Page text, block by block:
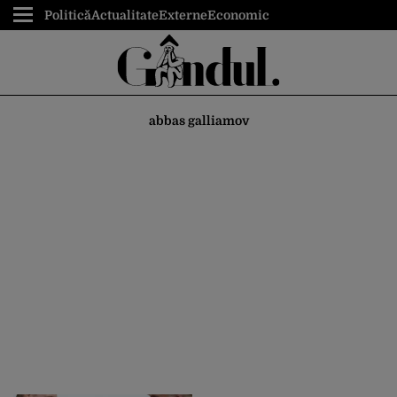
PoliticăActualitateExterneEconomic
abbas galliamov